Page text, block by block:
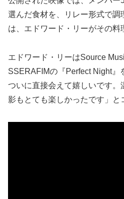
選んだ食材を、リレー形式で調
は、エドワード・リーがその料
エドワード・リーはSource
SSERAFIMの『Perfect Night』
ついに直接会えて嬉しいです。
影もとても楽しかったです」と